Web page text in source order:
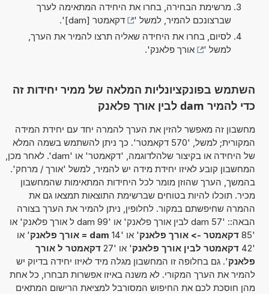
מרשימת הבחירה, בחרו את היחידה המתאימה לערך
שברצונכם להמיר, למשל '
דקאמטר [dam]
'.
לסיום, בחרו את היחידה שאליה תרצו להמיר את הערך,
למשל '
אורך פלאנק'.
השתמש בפונקציונליות המלאה של ממיר יחידות זה
כדי להמיר dam לבין אורך פלאנק
מחשבון זה מאפשר להזין את הערך להמרה יחד עם יחידת המידה
המקורית; למשל, '570 דקאמטר'. כך ניתן להשתמש בשמה המלא
של היחידה או בקיצור שלהלדוגמה, 'דקאמטר' או 'dam'. לאחר מכן,
המחשבון קובע לאיזו יחידת מידה יש להמיר, למשל 'אורך / מרחק'.
בהמשך, הערך שהוזן מומר לכל היחידות המתאימות שהמחשבון
מכיר. תוכלו להיות בטוחים שברשימת התוצאות תמצאו גם את
ההמרה שחיפשתם במקור. לחלופין, ניתן להמיר את הערך בצורה
הבאה:: '57 dam לבין אורך פלאנק' או '99 dam ל אורך פלאנק' או
'85
דקאמטר -> אורך פלאנק' או '14 dam = אורך פלאנק
' או
'42
דקאמטר לבין אורך פלאנק' או '27
דקאמטר ל אורך
פלאנק'. גם בחלופה זו המחשבון מגלה מיד לאיזו יחידה בדיוק יש
להמיר את הערך המקורי. לא משנה באיזו אפשרות תבחרו, כל אחת
מהן חוסכת לכם את החיפוש המסורבל למציאת הרישום המתאים